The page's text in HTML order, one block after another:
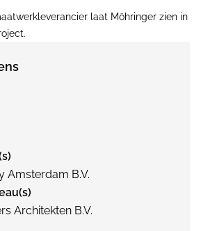
laat Möhringer zien in
Amsterdam B.V.
Architekten B.V.